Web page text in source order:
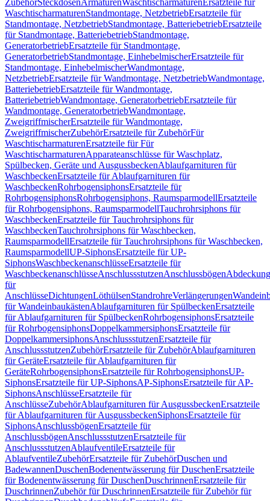
ZubehörSteckdosenArmaturenWaschtischarmaturen Ersatzteile für
WaschtischarmaturenStandmontage, NetzbetriebErsatzteile für
Standmontage, NetzbetriebStandmontage, BatteriebetriebErsatzteile
für Standmontage, BatteriebetriebStandmontage,
GeneratorbetriebErsatzteile für Standmontage,
GeneratorbetriebStandmontage, EinhebelmischerErsatzteile für
Standmontage, EinhebelmischerWandmontage,
NetzbetriebErsatzteile für Wandmontage, NetzbetriebWandmontage,
BatteriebetriebErsatzteile für Wandmontage,
BatteriebetriebWandmontage, GeneratorbetriebErsatzteile für
Wandmontage, GeneratorbetriebWandmontage,
ZweigriffmischerErsatzteile für Wandmontage,
ZweigriffmischerZubehörErsatzteile für ZubehörFür
WaschtischarmaturenErsatzteile für Für
WaschtischarmaturenApparateanschlüsse für Waschplatz,
Spülbecken, Geräte und AusgussbeckenAblaufgarnituren für
WaschbeckenErsatzteile für Ablaufgarnituren für
WaschbeckenRohrbogensiphonsErsatzteile für
RohrbogensiphonsRohrbogensiphons, RaumsparmodellErsatzteile
für Rohrbogensiphons, RaumsparmodellTauchrohrsiphons für
WaschbeckenErsatzteile für Tauchrohrsiphons für
WaschbeckenTauchrohrsiphons für Waschbecken,
RaumsparmodellErsatzteile für Tauchrohrsiphons für Waschbecken,
RaumsparmodellUP-SiphonsErsatzteile für UP-
SiphonsWaschbeckenanschlüsseErsatzteile für
WaschbeckenanschlüsseAnschlussstutzenAnschlussbögen
für
AnschlüsseDichtungenLöthülsenStandrohreVerlängerungen
für WandeinbaukästenAblaufgarnituren für SpülbeckenErsatzteile
für Ablaufgarnituren für SpülbeckenRohrbogensiphonsErsatzteile
für RohrbogensiphonsDoppelkammersiphonsErsatzteile für
DoppelkammersiphonsAnschlussstutzenErsatzteile für
AnschlussstutzenZubehörErsatzteile für ZubehörAblaufgarnituren
für GeräteErsatzteile für Ablaufgarnituren für
GeräteRohrbogensiphonsErsatzteile für RohrbogensiphonsUP-
SiphonsErsatzteile für UP-SiphonsAP-SiphonsErsatzteile für AP-
SiphonsAnschlüsseErsatzteile für
AnschlüsseZubehörAblaufgarnituren für AusgussbeckenErsatzteile
für Ablaufgarnituren für AusgussbeckenSiphonsErsatzteile für
SiphonsAnschlussbögenErsatzteile für
AnschlussbögenAnschlussstutzenErsatzteile für
AnschlussstutzenAblaufventileErsatzteile für
AblaufventileZubehörErsatzteile für ZubehörDuschen und
BadewannenDuschenBodenentwässerung für DuschenErsatzteile
für Bodenentwässerung für DuschenDuschrinnenErsatzteile für
DuschrinnenZubehör für DuschrinnenErsatzteile für Zubehör für